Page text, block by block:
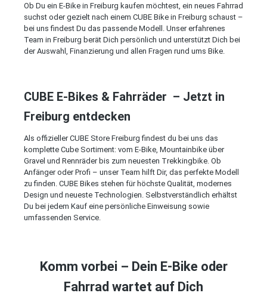
Ob Du ein E-Bike in Freiburg kaufen möchtest, ein neues Fahrrad
suchst oder gezielt nach einem CUBE Bike in Freiburg schaust –
bei uns findest Du das passende Modell. Unser erfahrenes
Team in Freiburg berät Dich persönlich und unterstützt Dich bei
der Auswahl, Finanzierung und allen Fragen rund ums Bike.
CUBE E-Bikes & Fahrräder – Jetzt in
Freiburg entdecken
Als offizieller CUBE Store Freiburg findest du bei uns das
komplette Cube Sortiment: vom E-Bike, Mountainbike über
Gravel und Rennräder bis zum neuesten Trekkingbike. Ob
Anfänger oder Profi – unser Team hilft Dir, das perfekte Modell
zu finden. CUBE Bikes stehen für höchste Qualität, modernes
Design und neueste Technologien. Selbstverständlich erhältst
Du bei jedem Kauf eine persönliche Einweisung sowie
umfassenden Service.
Komm vorbei – Dein E-Bike oder
Fahrrad wartet auf Dich